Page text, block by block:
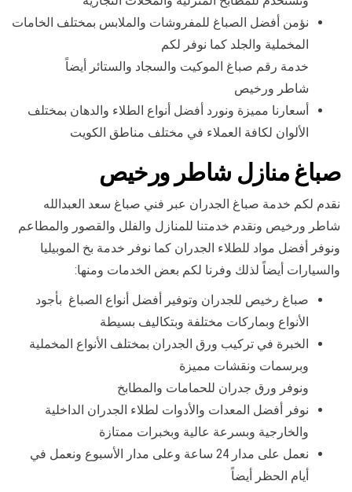
نؤمن أفضل الصباغ للمفروشات والملابس بمختلف الخامات
المخملية والجلد كما نوفر لكم
خدمة رقم صباغ الموكيت والسجاد والستائر أيضاً
شاطر ورخيص
أسعارنا مميزة ونورد أفضل أنواع الطلاء والدهان بمختلف
الألوان لكافة العملاء في مختلف مناطق الكويت
صباغ منازل شاطر ورخيص
نقدم لكم خدمة صباغ الجدران عبر فني صباغ سعد العبدالله
شاطر ورخيص ونقدم خدمتنا للمنازل والفلل والقصور والمطاعم
ونوفر أفضل مواد للطلاء الجدران كما نوفر خدمة بخ الموبيليا
والسيارات أيضاً لذلك وفرنا لكم بعض الخدمات ومنها:
صباغ رخيص للجدران وتوفير أفضل أنواع الصباغ بأجود
الأنواع وبماركات مختلفة وبتكاليف بسيطة
الخبرة في تركيب ورق الجدران بمختلف الأنواع المخملية
وبرسمات ونقشات مميزة
ونوفر ورق جدران للحمامات والمطابخ
نوفر أفضل المعدات والأدوات لطلاء الجدران الداخلية
والخارجية وبسرعة عالية وبخبرات ممتازة
نعمل على مدار 24 ساعة وعلى مدار الأسبوع ونعمل في
أيام الحظر أيضاً